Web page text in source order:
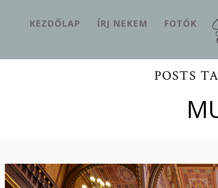
KEZDŐLAP ÍRJ NEKEM FOTÓK
POSTS